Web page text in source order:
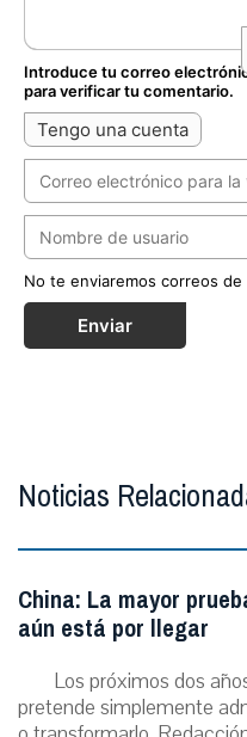
Introduce tu correo
para verificar tu comentario.
Tengo una cuenta
No te enviaremos correos
Enviar
Noticias
China: La mayor
aún está por llegar
Los próximos dos
pretende simplemente